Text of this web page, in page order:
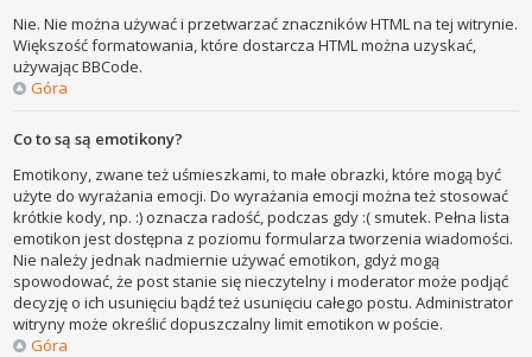
Nie. Nie można używać i przetwarzać znaczników HTML na tej witrynie.
Większość formatowania, które dostarcza HTML można uzyskać,
używając BBCode.
Góra
Co to są są emotikony?
Emotikony, zwane też uśmieszkami, to małe obrazki, które mogą być
użyte do wyrażania emocji. Do wyrażania emocji można też stosować
krótkie kody, np. :) oznacza radość, podczas gdy :( smutek. Pełna lista
emotikon jest dostępna z poziomu formularza tworzenia wiadomości.
Nie należy jednak nadmiernie używać emotikon, gdyż mogą
spowodować, że post stanie się nieczytelny i moderator może podjąć
decyzję o ich usunięciu bądź też usunięciu całego postu. Administrator
witryny może określić dopuszczalny limit emotikon w poście.
Góra